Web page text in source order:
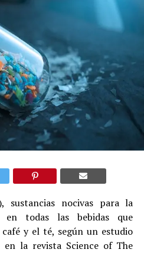
sustancias nocivas para la
en todas las bebidas que
y el té, según un estudio
en la revista Science of The